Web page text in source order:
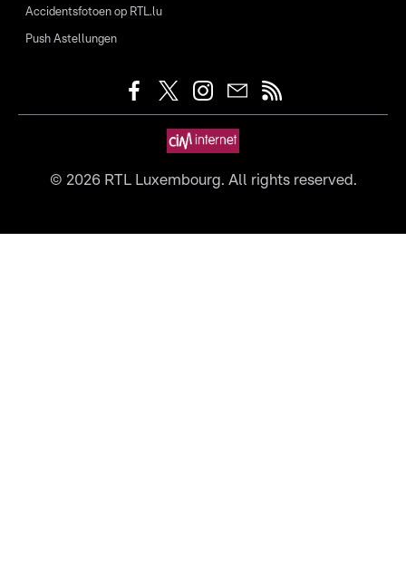
Accidentsfotoen op RTL.lu
Push Astellungen
© 2026RTL Luxembourg. All rights reserved.